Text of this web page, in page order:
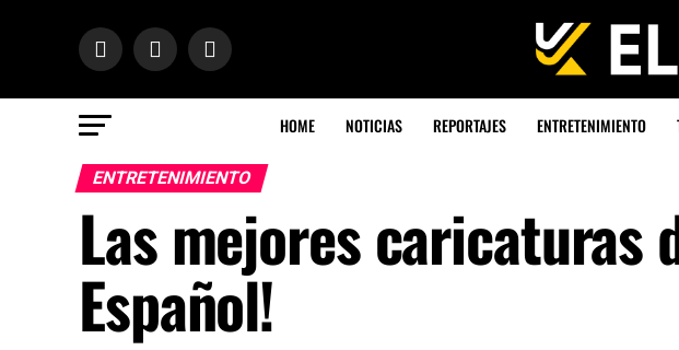
HOME NOTICIAS REPORTAJES ENTRETENIMIENTO
ENTRETENIMIENTO
Las mejores caricaturas
Español!